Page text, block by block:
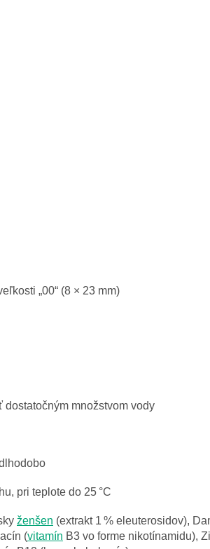
„00“ (8 × 23 mm)
množstvom vody
pri teplote do 25 °C
ženšen (extrakt 1 % eleuterosidov),
(vitamín B3 vo forme nikotínamidu),